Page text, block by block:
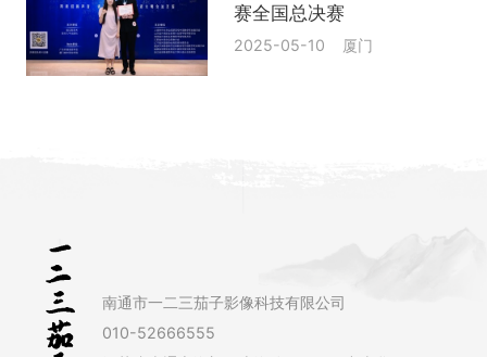
赛全国总决赛
2025-05-10 厦门
南通市一二三茄子影像科技有限公司
010-52666555